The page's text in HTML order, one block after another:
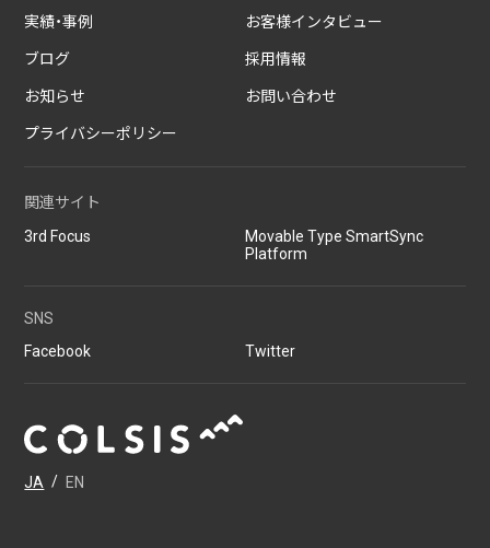
JA / EN
実績・事例 お客様インタビュー
ブログ 採用情報
お知らせ お問い合わせ
プライバシーポリシー
関連サイト
3rd Focus
Movable Type SmartSync
Platform
SNS
Facebook
Twitter